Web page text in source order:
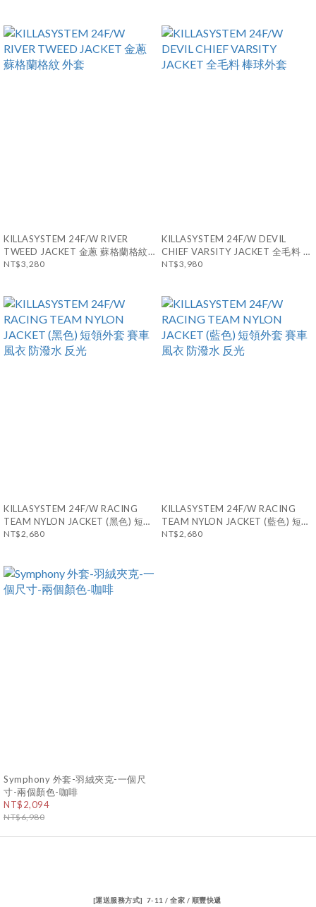
KILLASYSTEM 24F/W RIVER
TWEED JACKET 金蔥 蘇格蘭格紋
外套
NT$3,280
KILLASYSTEM 24F/W DEVIL
CHIEF VARSITY JACKET 全毛料 棒
球外套
NT$3,980
KILLASYSTEM 24F/W RACING
TEAM NYLON JACKET (黑色) 短領
外套 賽車風衣 防潑水 反光
NT$2,680
KILLASYSTEM 24F/W RACING
TEAM NYLON JACKET (藍色) 短領
外套 賽車風衣 防潑水 反光
NT$2,680
Symphony 外套-羽絨夾克-一個尺
寸-兩個顏色-咖啡
NT$2,094
NT$6,980
[運送服務方式] 7-11 / 全家 / 順豐快遞